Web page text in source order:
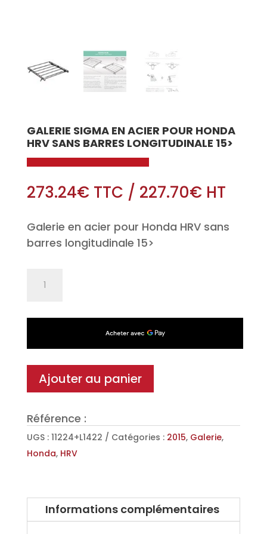
GALERIE SIGMA EN ACIER POUR HONDA
HRV SANS BARRES LONGITUDINALE 15>
273.24€TTC / 227.70€HT
Galerie en acier pour Honda HRV sans
barres longitudinale 15>
pour
Honda
sans
barres
longitudinale
Ajouter au panier
Référence :
UGS : 11224+L1422 Catégories : 2015, Galerie,
Honda, HRV
Informations complémentaires